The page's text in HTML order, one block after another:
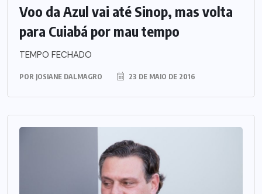
Voo da Azul vai até Sinop, mas volta
para Cuiabá por mau tempo
TEMPO FECHADO
POR JOSIANE DALMAGRO 23 DE MAIO DE 2016